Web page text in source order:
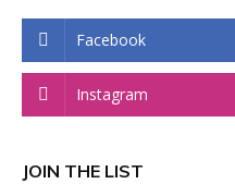
Facebook
Instagram
JOIN THE LIST